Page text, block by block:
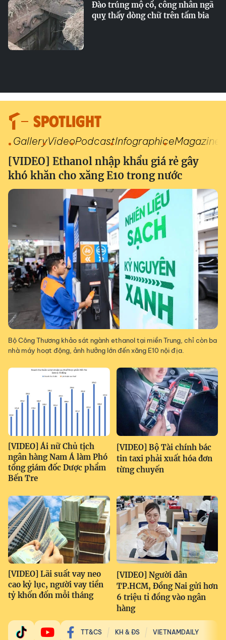
Đào trúng mộ cổ, công nhân ngã
quỵ thấy dòng chữ trên tấm bia
SPOTLIGHT
GalleryVideoPodcastInfographiceMagazine
[VIDEO] Ethanol nhập khẩu giá rẻ gây
khó khăn cho xăng E10 trong nước
Bộ Công Thương khảo sát ngành ethanol tại miền Trung, chỉ còn ba
nhà máy hoạt động, ảnh hưởng lớn đến xăng E10 nội địa.
[VIDEO] Ái nữ Chủ tịch
ngân hàng Nam Á làm Phó
tổng giám đốc Dược phẩm
Bến Tre
[VIDEO] Bộ Tài chính bác
tin taxi phải xuất hóa đơn
từng chuyến
[VIDEO] Lãi suất vay neo
cao kỷ lục, người vay tiền
tỷ khốn đốn mỗi tháng
[VIDEO] Người dân
TP.HCM, Đồng Nai gửi hơn
6 triệu tỉ đồng vào ngân
hàng
TT&CS KH & ĐS VIETNAMDAILY